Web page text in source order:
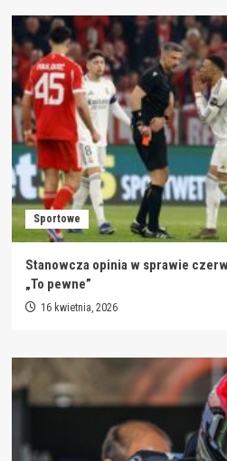
Sportowe
Stanowcza opinia w sprawie
„To pewne”
16 kwietnia, 2026